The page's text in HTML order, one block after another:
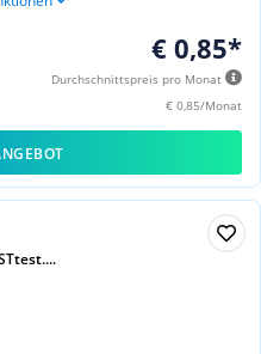
€ 0,85*
Durchschnittspreis pro Monat
€ 0,85/Monat